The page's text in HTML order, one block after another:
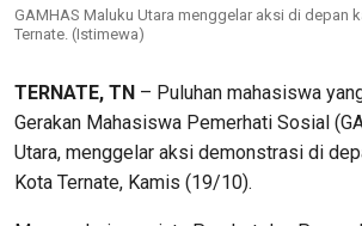
GAMHAS Maluku Utara menggelar aksi di depan
Ternate. (Istimewa)
TERNATE, TN – Puluhan mahasiswa
Gerakan Mahasiswa Pemerhati Sosial
Utara, menggelar aksi demonstrasi di
Kota Ternate, Kamis (19/10).